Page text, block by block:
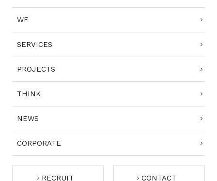
WE
SERVICES
PROJECTS
THINK
NEWS
CORPORATE
RECRUIT CONTACT